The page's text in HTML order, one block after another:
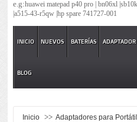
e.g:huawei matepad p40 pro |bn06xl |
|a515-43-r5qw |hp spare 741727-001
INICIO NUEVOS BATERÍAS ADAPTADOR
BLOG
Inicio >> Adaptadores para